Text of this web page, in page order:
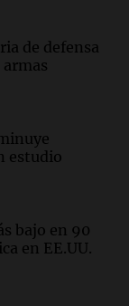
de defensa
estudio
bajo en 90
en EE.UU.